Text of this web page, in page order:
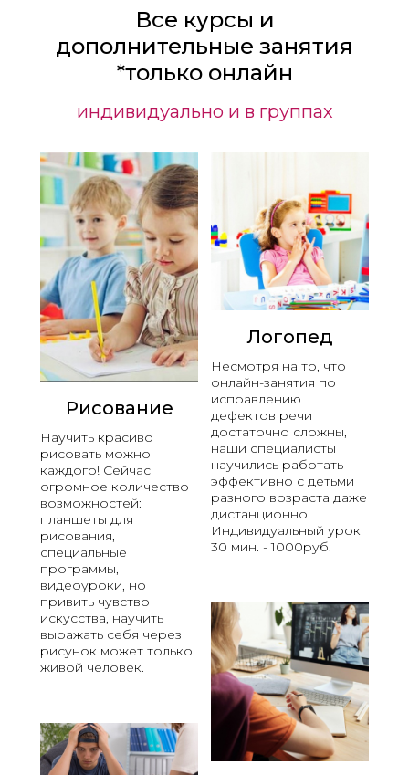
Все курсы и
дополнительные занятия
*только онлайн
индивидуально и в группах
Рисование
Научить красиво
рисовать можно
каждого! Сейчас
огромное количество
возможностей:
планшеты для
рисования,
специальные
программы,
видеоуроки, но
привить чувство
искусства, научить
выражать себя через
рисунок может только
живой человек.
Логопед
Несмотря на то, что
онлайн-занятия по
исправлению
дефектов речи
достаточно сложны,
наши специалисты
научились работать
эффективно с детьми
разного возраста даже
дистанционно!
Индивидуальный урок
30 мин. - 1000руб.